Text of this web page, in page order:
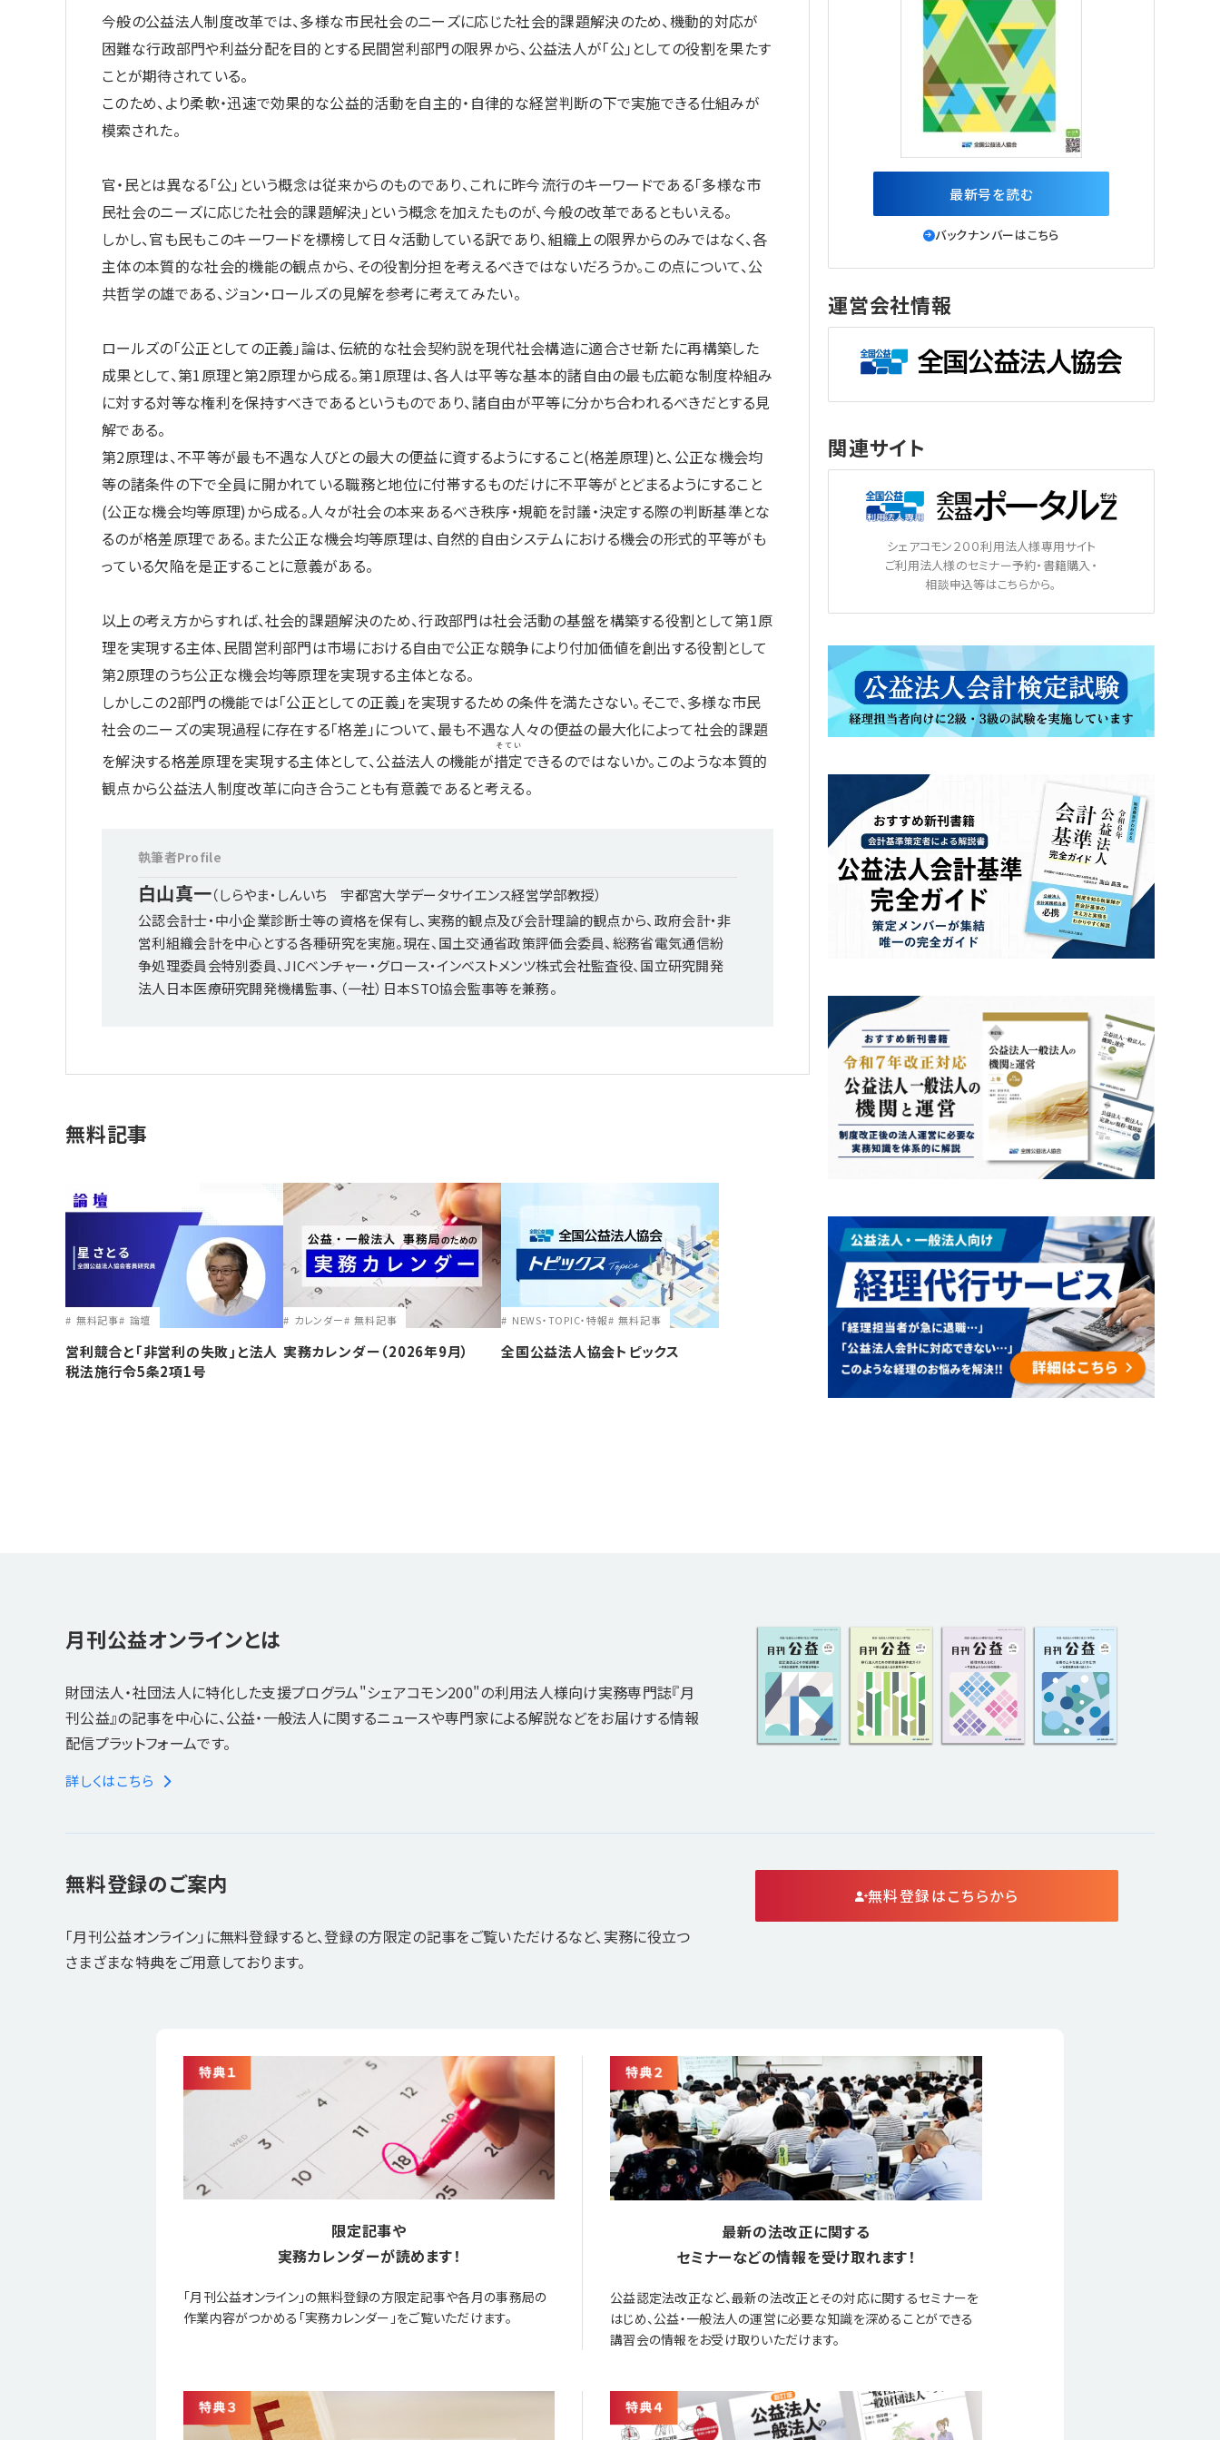
今般の公益法人制度改革では、多様な市民社会のニーズに応じた社会的課題解決のため、機動的対応が
困難な行政部門や利益分配を目的とする民間営利部門の限界から、公益法人が「公」としての役割を果たす
ことが期待されている。
このため、より柔軟・迅速で効果的な公益的活動を自主的・自律的な経営判断の下で実施できる仕組みが
模索された。
官・民とは異なる「公」という概念は従来からのものであり、これに昨今流行のキーワードである「多様な市
民社会のニーズに応じた社会的課題解決」という概念を加えたものが、今般の改革であるともいえる。
しかし、官も民もこのキーワードを標榜して日々活動している訳であり、組織上の限界からのみではなく、各
主体の本質的な社会的機能の観点から、その役割分担を考えるべきではないだろうか。この点について、公
共哲学の雄である、ジョン・ロールズの見解を参考に考えてみたい。
ロールズの「公正としての正義」論は、伝統的な社会契約説を現代社会構造に適合させ新たに再構築した
成果として、第1原理と第2原理から成る。第1原理は、各人は平等な基本的諸自由の最も広範な制度枠組み
に対する対等な権利を保持すべきであるというものであり、諸自由が平等に分かち合われるべきだとする見
解である。
第2原理は、不平等が最も不遇な人びとの最大の便益に資するようにすること(格差原理)と、公正な機会均
等の諸条件の下で全員に開かれている職務と地位に付帯するものだけに不平等がとどまるようにすること
(公正な機会均等原理)から成る。人々が社会の本来あるべき秩序・規範を討議・決定する際の判断基準とな
るのが格差原理である。また公正な機会均等原理は、自然的自由システムにおける機会の形式的平等がも
っている欠陥を是正することに意義がある。
以上の考え方からすれば、社会的課題解決のため、行政部門は社会活動の基盤を構築する役割として第1原
理を実現する主体、民間営利部門は市場における自由で公正な競争により付加価値を創出する役割として
第2原理のうち公正な機会均等原理を実現する主体となる。
しかしこの2部門の機能では「公正としての正義」を実現するための条件を満たさない。そこで、多様な市民
社会のニーズの実現過程に存在する「格差」について、最も不遇な人々の便益の最大化によって社会的課題
を解決する格差原理を実現する主体として、公益法人の機能が措定
そてい
できるのではないか。このような本質的
観点から公益法人制度改革に向き合うことも有意義であると考える。
執筆者Profile
白山真一（しらやま・しんいち 宇都宮大学データサイエンス経営学部教授）
公認会計士・中小企業診断士等の資格を保有し、実務的観点及び会計理論的観点から、政府会計・非
営利組織会計を中心とする各種研究を実施。現在、国土交通省政策評価会委員、総務省電気通信紛
争処理委員会特別委員、JICベンチャー・グロース・インベストメンツ株式会社監査役、国立研究開発
法人日本医療研究開発機構監事、（一社）日本STO協会監事等を兼務。
無料記事
無料記事 論壇
営利競合と｢非営利の失敗｣と法人
税法施行令5条2項1号
カレンダー 無料記事
実務カレンダー（2026年9月）
NEWS・TOPIC・特報 無料記事
全国公益法人協会トピックス
最新号を読む
バックナンバーはこちら
運営会社情報
関連サイト
シェアコモン２００利用法人様専用サイト
ご利用法人様のセミナー予約・書籍購入・
相談申込等はこちらから。
月刊公益オンラインとは
財団法人・社団法人に特化した支援プログラム"シェアコモン200"の利用法人様向け実務専門誌『月
刊公益』の記事を中心に、公益・一般法人に関するニュースや専門家による解説などをお届けする情報
配信プラットフォームです。
詳しくはこちら
無料登録のご案内
「月刊公益オンライン」に無料登録すると、登録の方限定の記事をご覧いただけるなど、実務に役立つ
さまざまな特典をご用意しております。
無料登録はこちらから
限定記事や
実務カレンダーが読めます！
「月刊公益オンライン」の無料登録の方限定記事や各月の事務局の
作業内容がつかめる「実務カレンダー」をご覧いただけます。
最新の法改正に関する
セミナーなどの情報を受け取れます！
公益認定法改正など、最新の法改正とその対応に関するセミナーを
はじめ、公益・一般法人の運営に必要な知識を深めることができる
講習会の情報をお受け取りいただけます。